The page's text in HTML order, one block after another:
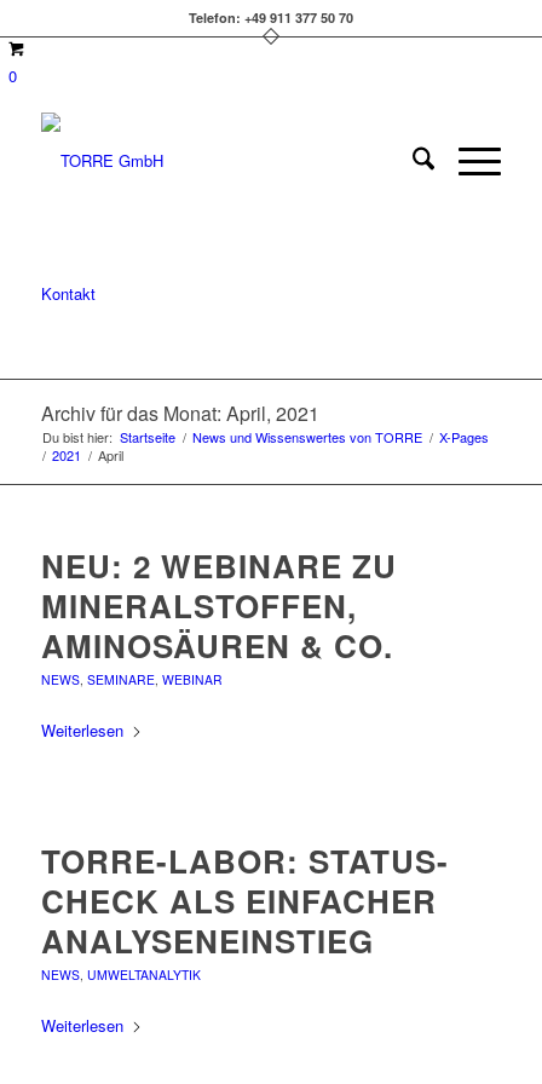
Telefon: +49 911 377 50 70
0
Kontakt
Archiv für das Monat: April, 2021
Du bist hier: Startseite / News und Wissenswertes von TORRE / X-Pages
/ 2021 / April
NEU: 2 WEBINARE ZU
MINERALSTOFFEN,
AMINOSÄUREN & CO.
NEWS, SEMINARE, WEBINAR
Weiterlesen
TORRE-LABOR: STATUS-
CHECK ALS EINFACHER
ANALYSENEINSTIEG
NEWS, UMWELTANALYTIK
Weiterlesen